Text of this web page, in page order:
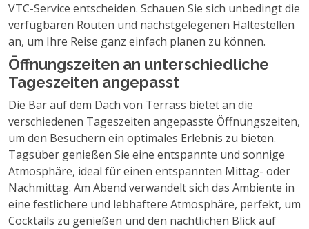
VTC-Service entscheiden. Schauen Sie sich unbedingt die
verfügbaren Routen und nächstgelegenen Haltestellen
an, um Ihre Reise ganz einfach planen zu können.
Öffnungszeiten an unterschiedliche
Tageszeiten angepasst
Die Bar auf dem Dach von Terrass bietet an die
verschiedenen Tageszeiten angepasste Öffnungszeiten,
um den Besuchern ein optimales Erlebnis zu bieten.
Tagsüber genießen Sie eine entspannte und sonnige
Atmosphäre, ideal für einen entspannten Mittag- oder
Nachmittag. Am Abend verwandelt sich das Ambiente in
eine festlichere und lebhaftere Atmosphäre, perfekt, um
Cocktails zu genießen und den nächtlichen Blick auf